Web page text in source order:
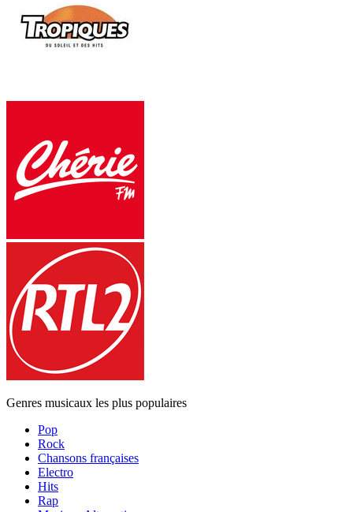
Genres musicaux les plus populaires
Pop
Rock
Chansons françaises
Electro
Hits
Rap